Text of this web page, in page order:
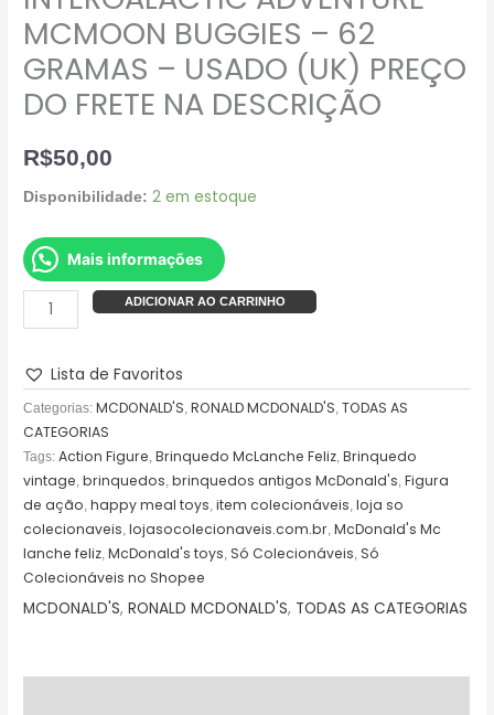
MCMOON BUGGIES – 62
GRAMAS – USADO (UK) PREÇO
DO FRETE NA DESCRIÇÃO
R$50,00
Disponibilidade: 2 em estoque
Mais informações
DESCRIÇÃO
quantidade
ADICIONAR AO CARRINHO
Lista de Favoritos
Categorias: MCDONALD'S, RONALD MCDONALD'S,TODAS AS
CATEGORIAS
Tags:Action Figure, Brinquedo McLanche Feliz, Brinquedo
vintage, brinquedos, brinquedos antigos McDonald's, Figura
de ação, happy meal toys,item colecionáveis, loja so
colecionaveis, lojasocolecionaveis.com.br, McDonald's Mc
lanche feliz, McDonald's toys,Só Colecionáveis,Só
Colecionáveis no Shopee
MCDONALD'S,RONALD MCDONALD'S, TODAS AS CATEGORIAS